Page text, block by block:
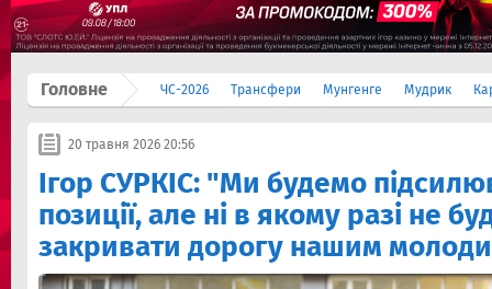
Головне ЧС-2026 Трансфери Мунгенге Мудрик
20 травня 2026 20:56
Ігор СУРКІС: "Ми будемо
позиції, але ні в якому разі не
закривати дорогу нашим